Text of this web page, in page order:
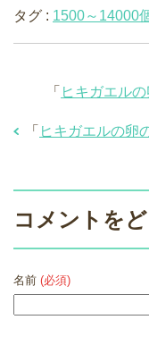
タグ : 1500～14000
「 ヒキガエル
「 ヒキガエルの卵
コメントを
名前 (必須)